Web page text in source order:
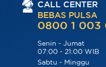
CALL CENTER
BEBAS PULSA
0800 1 003
Senin - Jumat
07:00 - 21:00 WIB
Sabtu - Minggu